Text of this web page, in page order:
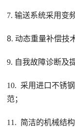
7. 输送系统采用变
8. 动态重量补偿技
9. 自我故障诊断及
10. 采用进口不锈
范；
11. 简洁的机械结